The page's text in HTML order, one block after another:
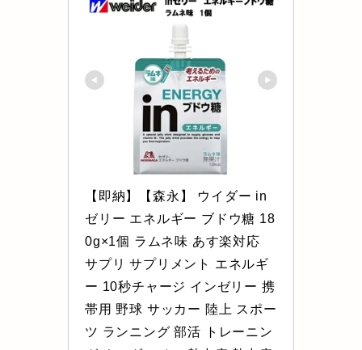
【即納】【森永】 ウイダー in
ゼリー エネルギー ブドウ糖 18
0g×1個 ラムネ味 あす楽対応
サプリ サプリメント エネルギ
ー 10秒チャージ インゼリー 携
帯用 野球 サッカー 陸上 スポー
ツ ランニング 部活 トレーニン